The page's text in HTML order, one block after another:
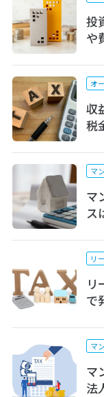
投
や
オ
収
税
マ
マ
ス
リ
リ
で
マ
マ
法